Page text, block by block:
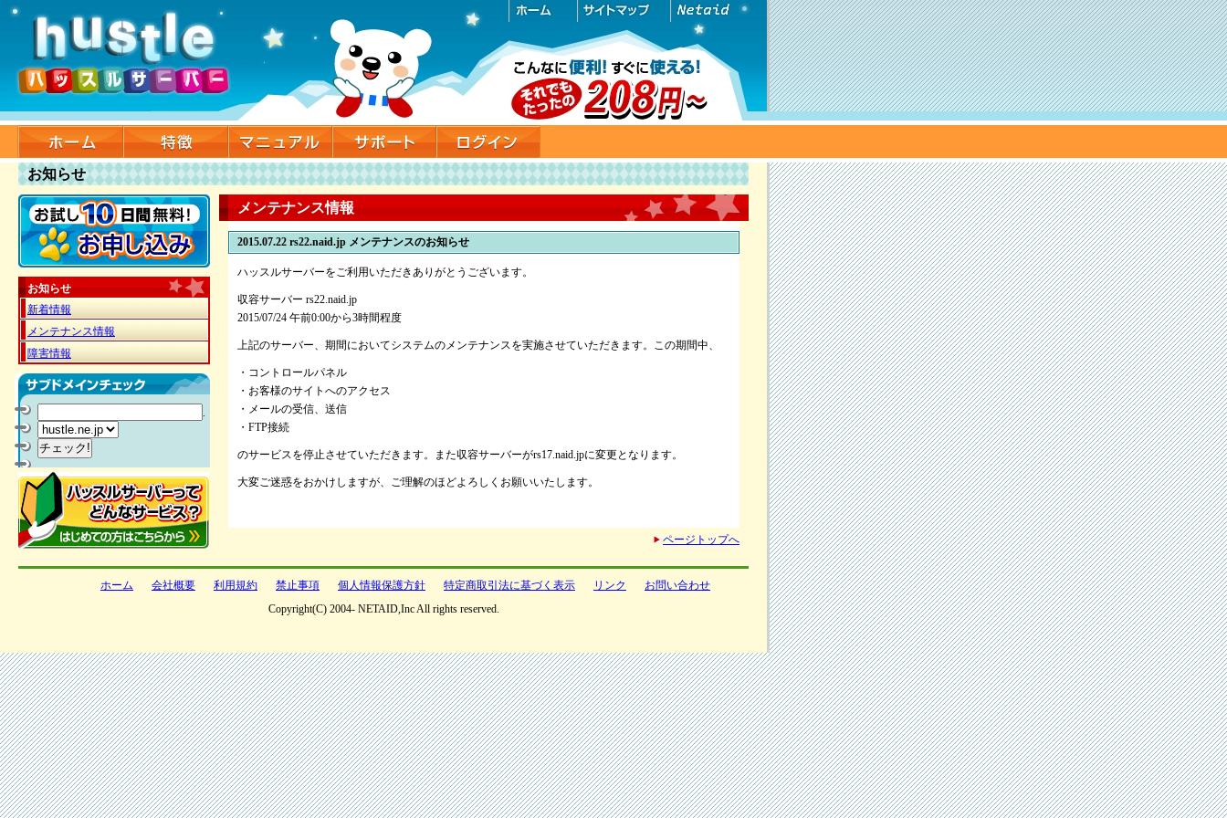
お知らせ
お知らせ
新着情報
メンテナンス情報
障害情報
.
メンテナンス情報
2015.07.22 rs22.naid.jp メンテナンスのお知らせ
ハッスルサーバーをご利用いただきありがとうございます。
収容サーバー rs22.naid.jp
2015/07/24 午前0:00から3時間程度
上記のサーバー、期間においてシステムのメンテナンスを実施させていただきます。この期間中、
・コントロールパネル
・お客様のサイトへのアクセス
・メールの受信、送信
・FTP接続
のサービスを停止させていただきます。また収容サーバーがrs17.naid.jpに変更となります。
大変ご迷惑をおかけしますが、ご理解のほどよろしくお願いいたします。
ページトップへ
ホーム 会社概要 利用規約 禁止事項 個人情報保護方針 特定商取引法に基づく表示 リンク
お問い合わせ
Copyright(C) 2004- NETAID,Inc All rights reserved.